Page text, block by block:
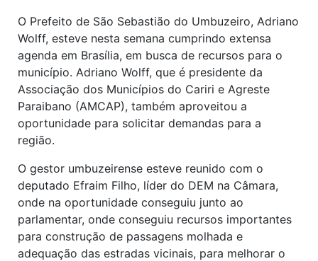
O Prefeito de São Sebastião do Umbuzeiro, Adriano
Wolff, esteve nesta semana cumprindo extensa
agenda em Brasília, em busca de recursos para o
município. Adriano Wolff, que é presidente da
Associação dos Municípios do Cariri e Agreste
Paraibano (AMCAP), também aproveitou a
oportunidade para solicitar demandas para a
região.
O gestor umbuzeirense esteve reunido com o
deputado Efraim Filho, líder do DEM na Câmara,
onde na oportunidade conseguiu junto ao
parlamentar, onde conseguiu recursos importantes
para construção de passagens molhada e
adequação das estradas vicinais, para melhorar o